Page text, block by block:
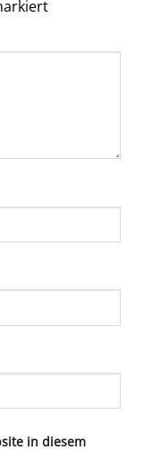
in diesem